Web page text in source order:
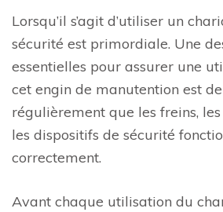
Lorsqu’il s’agit d’utiliser un
sécurité est primordiale. Une
essentielles pour assurer une
cet engin de manutention est
régulièrement que les freins,
les dispositifs de sécurité
correctement.
Avant chaque utilisation du